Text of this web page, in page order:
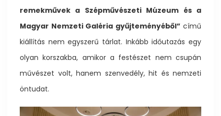
remekművek a Szépművészeti Múzeum és a
Magyar Nemzeti Galéria gyűjteményéből” című
kiállítás nem egyszerű tárlat. Inkább időutazás egy
olyan korszakba, amikor a festészet nem csupán
művészet volt, hanem szenvedély, hit és nemzeti
öntudat.